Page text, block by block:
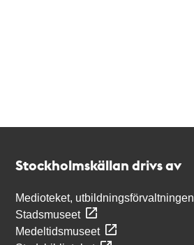
Stockholmskällan drivs av
Medioteket, utbildningsförvaltningen
Stadsmuseet
Medeltidsmuseet